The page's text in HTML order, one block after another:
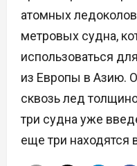
атомных
метровых судна,
использоваться
из Европы в Азию.
сквозь лед
три судна уже
еще три находятся